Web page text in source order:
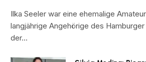
Ilka Seeler war eine ehemalige
langjährige Angehörige des
der…